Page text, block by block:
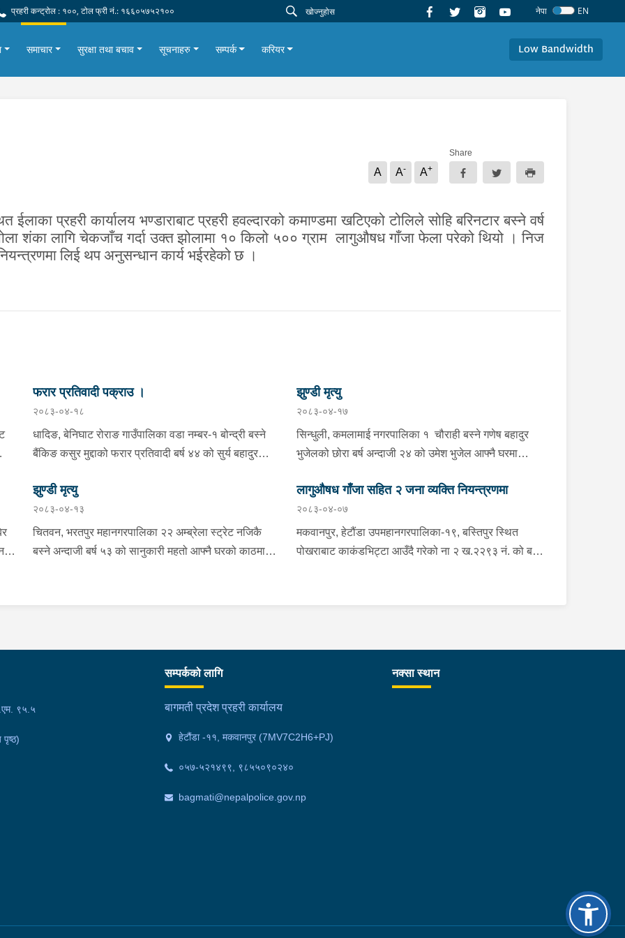
प्रहरी कन्ट्रोल : १००, टोल फ्री नं.: १६६०५७५२१०० नेपा EN
समाचार सुरक्षा तथा बचाव सूचनाहरु सम्पर्क करियर Low Bandwidth
A A- A+
Share
ईलाका प्रहरी कार्यालय भण्डाराबाट प्रहरी हवल्दारको कमाण्डमा खटिएको टोलिले सोहि बरिनटार बस्ने वर्ष
शंका लागि चेकजाँच गर्दा उक्त झोलामा १० किलो ५०० ग्राम लागुऔषध गाँजा फेला परेको थियो । निज
लिई थप अनुसन्धान कार्य भईरहेको छ ।
फरार प्रतिवादी पक्राउ ।
२०८३-०४-१८
धादिङ, बेनिघाट रोराङ गाउँपालिका वडा नम्बर-१ बोन्द्री बस्ने
बैंकिङ कसुर मुद्दाको फरार प्रतिवादी बर्ष ४४ को सुर्य बहादुर
झुण्डी मृत्यु
२०८३-०४-१७
सिन्धुली, कमलामाई नगरपालिका १ चौराही बस्ने गणेष बहादुर
भुजेलको छोरा बर्ष अन्दाजी २४ को उमेश भुजेल आफ्नै घरमा
प्राप्त हुनासाथ प्रहरी टोली खटिगई घटनास्थलमा मुचुल्का
सहित थप अनुसन्धान कार्य भइरहेको ।
झुण्डी मृत्यु
२०८३-०४-१३
चितवन, भरतपुर महानगरपालिका २२ अम्ब्रेला स्ट्रेट नजिकै
बस्ने अन्दाजी बर्ष ५३ को सानुकारी महतो आफ्नै घरको काठमा
लागुऔषध गाँजा सहित २ जना व्यक्ति नियन्त्रणमा
२०८३-०४-०७
मकवानपुर, हेटौंडा उपमहानगरपालिका-१९, बस्तिपुर स्थित
पोखराबाट काकंडभिट्टा आउँदै गरेको ना २ ख.२२९३ नं. को बस
कालो झोला भित्र लागुऔषध गाँजा २६ किलोग्राम २० ग्राम
मोक्तान र सोहि हेटौंडा उपमहानगरपालिका-१९, बस्तिपुर बस्ने
९५.५
पृष्ठ)
सम्पर्कको लागि
बागमती प्रदेश प्रहरी कार्यालय
हेटौंडा -११, मकवानपुर (7MV7C2H6+PJ)
०५७-५२१४९९, ९८५५०९०२४०
bagmati@nepalpolice.gov.np
नक्सा स्थान